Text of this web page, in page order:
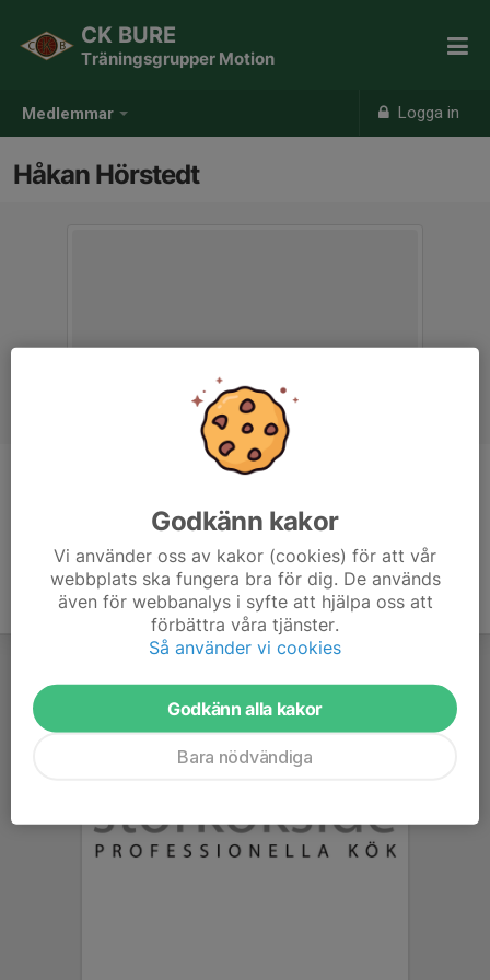
Medlemmar Logga in
CK BURE
Träningsgrupper Motion
Håkan Hörstedt
Godkänn kakor
Vi använder oss av kakor (cookies) för att vår
webbplats ska fungera bra för dig. De används
även för webbanalys i syfte att hjälpa oss att
förbättra våra tjänster.
Så använder vi cookies
Godkänn alla kakor
Bara nödvändiga